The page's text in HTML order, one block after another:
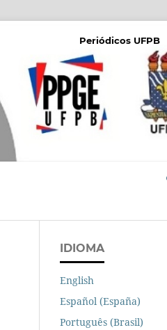
Periódicos UFPB
IDIOMA
English
Español (España)
Português (Brasil)